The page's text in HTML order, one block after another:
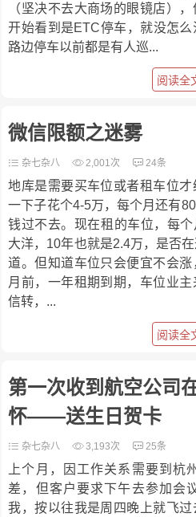
（坚决不去大商场的眼镜店）
开始看到是ETC停车，就没怎么
路边停车以前都是有人巡...
阅读全
微信限额之迷雾
杂七杂八 2,001次 24条
地库是需要买车位或者租车位才
一下子花个4-5万，每个月还有
钱过不去。现在租的车位，每
大洋，10年也就是2.4万，是否
道。但知道车位只会便宜不会
月前，一年租期到期，车位业
信转，...
阅读全
第一次收到航空公司
怀——送生日贺卡
杂七杂八 3,193次 25条
上个月，因工作关系需要到杭
差，但客户要求下午去参加会
我，按以往我是周四晚上就飞